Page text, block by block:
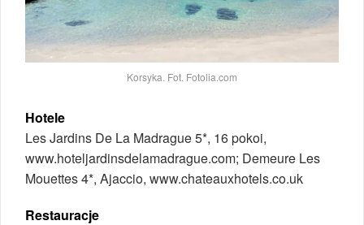
Korsyka. Fot. Fotolia.com
Hotele
Les Jardins De La Madrague 5*, 16 pokoi,
www.hoteljardinsdelamadrague.com; Demeure Les
Mouettes 4*, Ajaccio, www.chateauxhotels.co.uk
Restauracje